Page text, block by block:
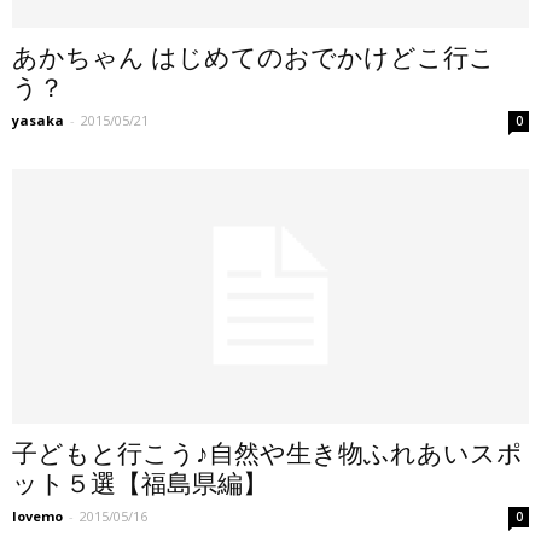
あかちゃん はじめてのおでかけどこ行こ
う？
yasaka - 2015/05/21 0
子どもと行こう♪自然や生き物ふれあいスポ
ット５選【福島県編】
lovemo - 2015/05/16 0